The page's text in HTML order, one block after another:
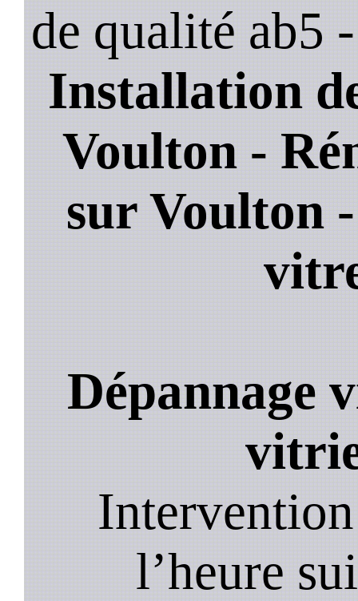
de qualité ab5
Installation
Voulton -
sur Voulton
Dépannage
Intervention
l’heure